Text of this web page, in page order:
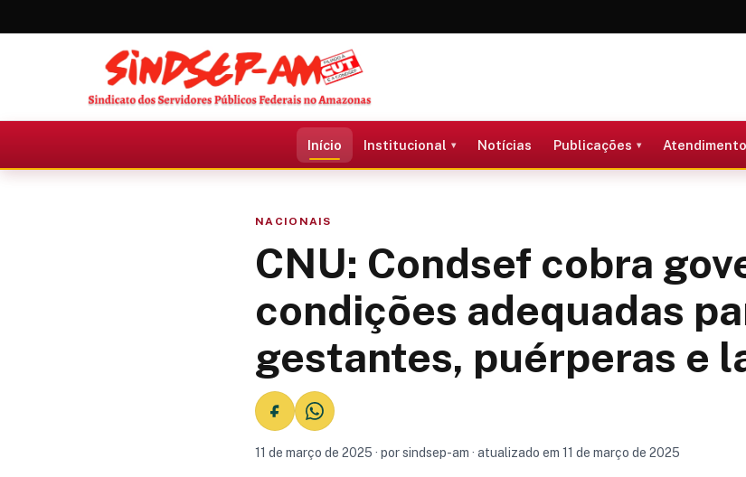
Início Institucional Notícias Publicações
NACIONAIS
CNU: Condsef cobra
condições adequadas
gestantes, puérperas e
11 de março de 2025 · por sindsep-am · atualizado em 11 de março de 2025